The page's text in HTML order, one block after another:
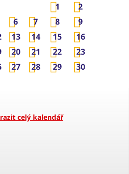
1
2
6 7 8
9
13 14 15
16
20 21 22
23
27 28 29
30
celý kalendář